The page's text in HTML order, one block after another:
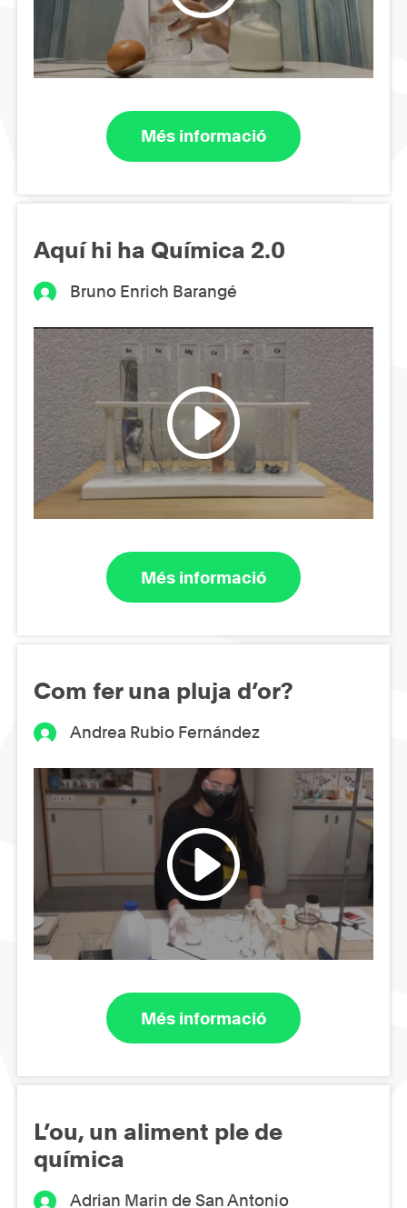
Més informació
Aquí hi ha Química 2.0
Bruno Enrich Barangé
Més informació
Com fer una pluja d’or?
Andrea Rubio Fernández
Més informació
L’ou, un aliment ple de
química
Adrian Marin de San Antonio